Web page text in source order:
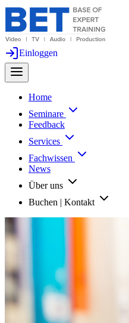
Einloggen
Home
Seminare
Feedback
Services
Fachwissen
News
Über uns
Buchen | Kontakt